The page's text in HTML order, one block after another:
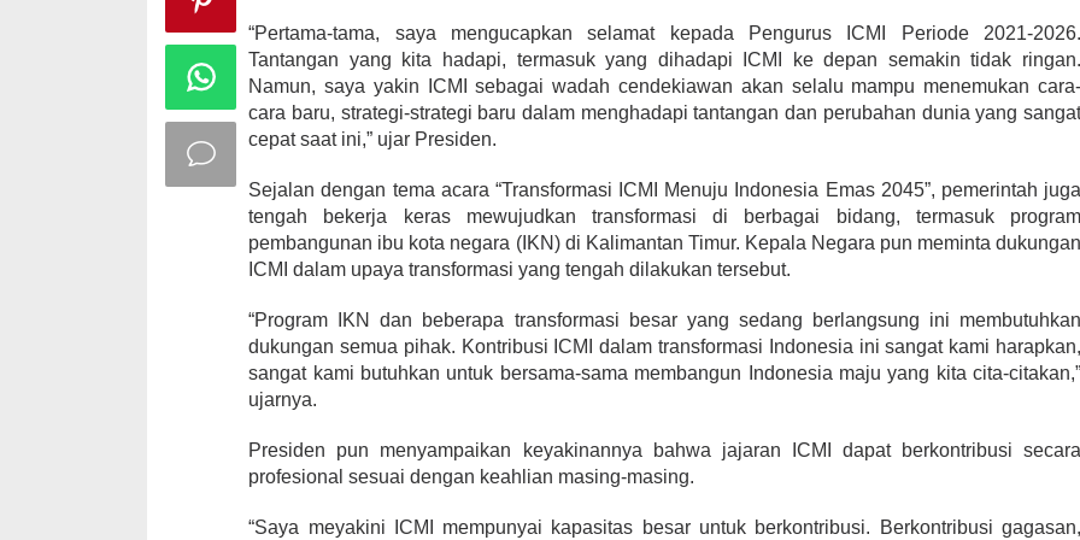
“Pertama-tama, saya mengucapkan selamat kepada Pengurus ICMI Periode 2021-2026.
Tantangan yang kita hadapi, termasuk yang dihadapi ICMI ke depan semakin tidak ringan.
Namun, saya yakin ICMI sebagai wadah cendekiawan akan selalu mampu menemukan cara-
cara baru, strategi-strategi baru dalam menghadapi tantangan dan perubahan dunia yang sangat
cepat saat ini,” ujar Presiden.
Sejalan dengan tema acara “Transformasi ICMI Menuju Indonesia Emas 2045”, pemerintah juga
tengah bekerja keras mewujudkan transformasi di berbagai bidang, termasuk program
pembangunan ibu kota negara (IKN) di Kalimantan Timur. Kepala Negara pun meminta dukungan
ICMI dalam upaya transformasi yang tengah dilakukan tersebut.
“Program IKN dan beberapa transformasi besar yang sedang berlangsung ini membutuhkan
dukungan semua pihak. Kontribusi ICMI dalam transformasi Indonesia ini sangat kami harapkan,
sangat kami butuhkan untuk bersama-sama membangun Indonesia maju yang kita cita-citakan,”
ujarnya.
Presiden pun menyampaikan keyakinannya bahwa jajaran ICMI dapat berkontribusi secara
profesional sesuai dengan keahlian masing-masing.
“Saya meyakini ICMI mempunyai kapasitas besar untuk berkontribusi. Berkontribusi gagasan,
Ingat Posisi, Jangan Minta
Jajaran Imigrasi
Di Berita, Parlementer, Politik, Seputar
Nasional
| 27 Januari 2022
Amin, amin! Emak-emak di
Hartarto jadi Presiden
Di Berita, Ekonomi, Parlementer, Politik, Seputar
Nasional
| 30 Januari 2022